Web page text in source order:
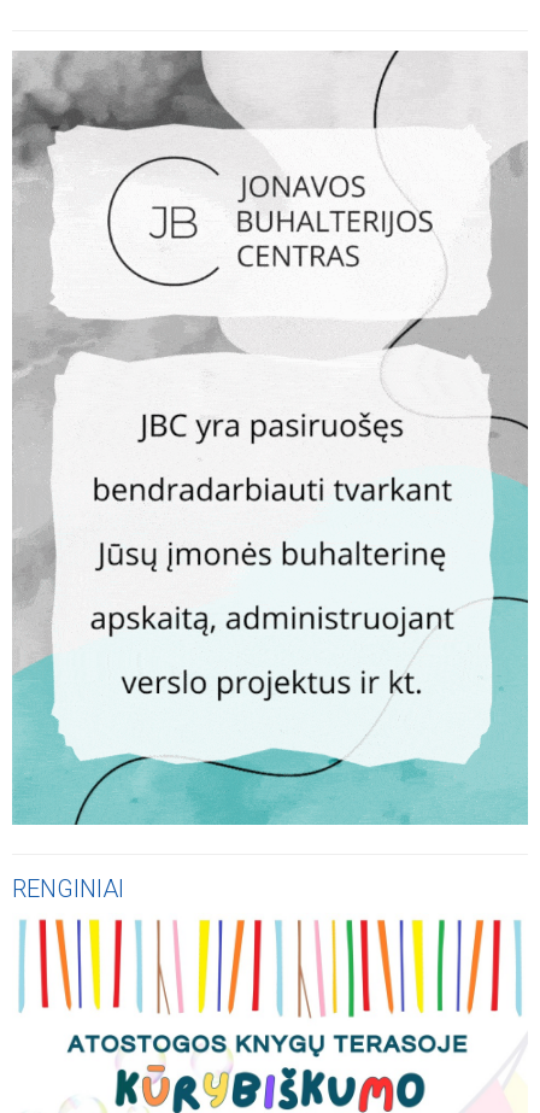
RENGINIAI